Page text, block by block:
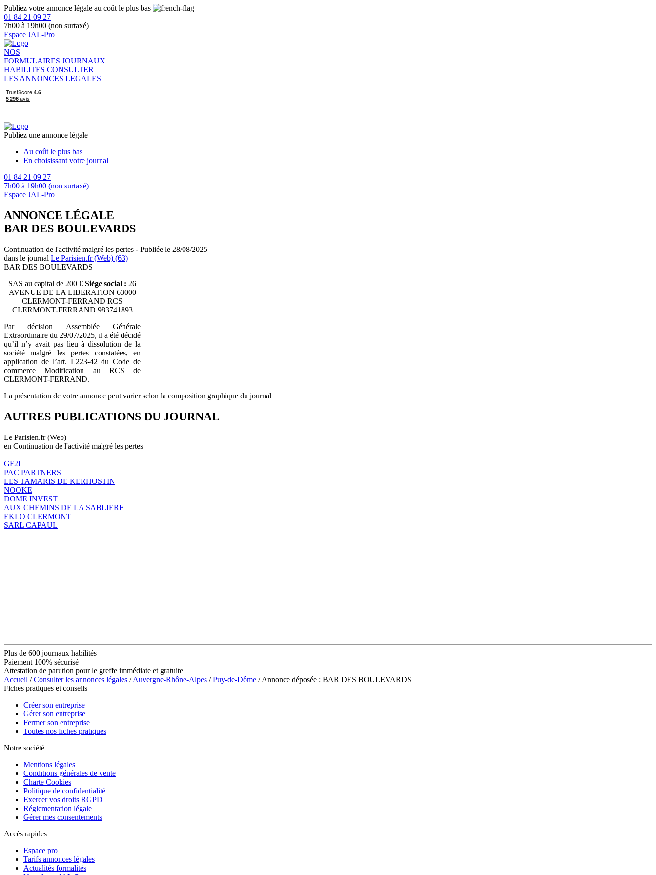
Publiez votre annonce légale au coût le plus bas
01 84 21 09 27
7h00 à 19h00 (non surtaxé)
Espace JAL-Pro
NOS
FORMULAIRES JOURNAUX
HABILITES CONSULTER
LES ANNONCES LEGALES
Publiez une annonce légale
Au coût le plus bas
En choisissant votre journal
01 84 21 09 27
7h00 à 19h00 (non surtaxé)
Espace JAL-Pro
ANNONCE LÉGALE
BAR DES BOULEVARDS
Continuation de l'activité malgré les pertes - Publiée le 28/08/2025
dans le journal Le Parisien.fr (Web) (63)
BAR DES BOULEVARDS
SAS au capital de 200 € Siège social : 26
AVENUE DE LA LIBERATION 63000
CLERMONT-FERRAND RCS
CLERMONT-FERRAND 983741893
Par décision Assemblée Générale
Extraordinaire du 29/07/2025, il a été décidé
qu’il n’y avait pas lieu à dissolution de la
société malgré les pertes constatées, en
application de l’art. L223-42 du Code de
commerce Modification au RCS de
CLERMONT-FERRAND.
La présentation de votre annonce peut varier selon la composition graphique du journal
AUTRES PUBLICATIONS DU JOURNAL
Le Parisien.fr (Web)
en Continuation de l'activité malgré les pertes
GF2I
PAC PARTNERS
LES TAMARIS DE KERHOSTIN
NOOKE
DOME INVEST
AUX CHEMINS DE LA SABLIERE
EKLO CLERMONT
SARL CAPAUL
Plus de 600 journaux habilités
Paiement 100% sécurisé
Attestation de parution pour le greffe immédiate et gratuite
Accueil /Consulter les annonces légales /Auvergne-Rhône-Alpes /Puy-de-Dôme / Annonce déposée : BAR DES BOULEVARDS
Fiches pratiques et conseils
Créer son entreprise
Gérer son entreprise
Fermer son entreprise
Toutes nos fiches pratiques
Notre société
Mentions légales
Conditions générales de vente
Charte Cookies
Politique de confidentialité
Exercer vos droits RGPD
Réglementation légale
Gérer mes consentements
Accès rapides
Espace pro
Tarifs annonces légales
Actualités formalités